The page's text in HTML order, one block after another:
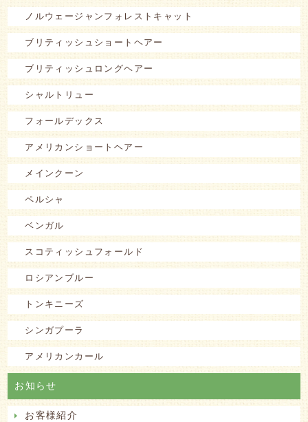
ノルウェージャンフォレストキャット
ブリティッシュショートヘアー
ブリティッシュロングヘアー
シャルトリュー
フォールデックス
アメリカンショートヘアー
メインクーン
ペルシャ
ベンガル
スコティッシュフォールド
ロシアンブルー
トンキニーズ
シンガプーラ
アメリカンカール
お知らせ
お客様紹介